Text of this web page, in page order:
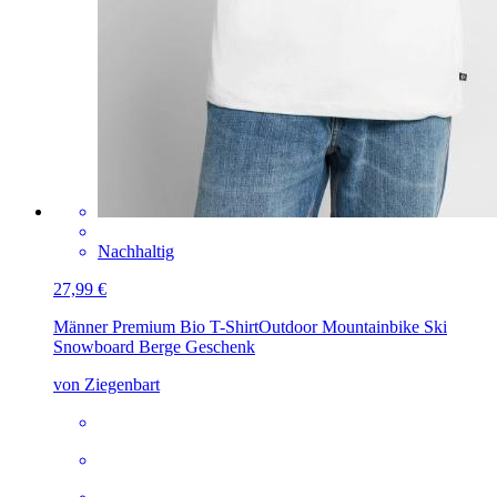
Nachhaltig
27,99 €
Männer Premium Bio T-ShirtOutdoor Mountainbike Ski
Snowboard Berge Geschenk
von Ziegenbart